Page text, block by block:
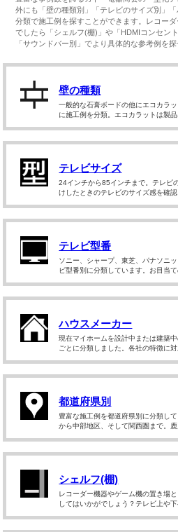
外にも「壁の種類別」「テレビのサイズ別」
分類で施工例を探すことができます。レコー
でしたら「シェルフ(棚)」や「HDMIコンセン
「サウンドバー別」でより具体的な参考例を
壁の種類
一般的な石膏ボードの他にエコカラ
に施工例を分類。エコカラットは製
テレビサイズ
24インチから85インチまで。テレビ
けしたときのテレビのサイズ感を確
テレビ型番
ソニー、シャープ、東芝、パナソニ
ビ型番別に分類しています。お目当
ハウスメーカー
現在マイホームを設計中または建築
ごとに分類しました。各社の特徴に
都道府県別
豊富な施工例を都道府県別に分類し
から中部地区、そして関西圏まで。
シェルフ(棚)
レコーダー機器やゲーム機の置き場
してはいかがでしょう？テレビ上や